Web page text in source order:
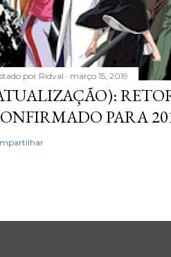
por Ridval março 15, 2019
PARA